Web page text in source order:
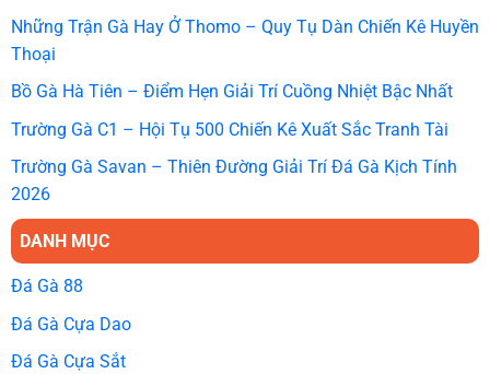
Những Trận Gà Hay Ở Thomo – Quy Tụ Dàn Chiến Kê Huyền
Thoại
Bồ Gà Hà Tiên – Điểm Hẹn Giải Trí Cuồng Nhiệt Bậc Nhất
Trường Gà C1 – Hội Tụ 500 Chiến Kê Xuất Sắc Tranh Tài
Trường Gà Savan – Thiên Đường Giải Trí Đá Gà Kịch Tính
2026
DANH MỤC
Đá Gà 88
Đá Gà Cựa Dao
Đá Gà Cựa Sắt